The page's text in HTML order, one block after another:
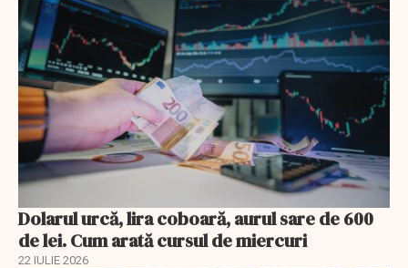
Dolarul urcă, lira coboară, aurul sare de 600
de lei. Cum arată cursul de miercuri
22 IULIE 2026